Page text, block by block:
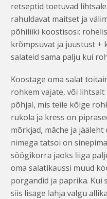
retseptid toetuvad
rahuldavat maitset ja
põhiliiki koostisosi:
krõmpsuvat ja juustust +
salateid sama palju kui
Koostage oma salat
rohkem vajate, või
põhjal, mis teile kõige
rukola ja kress on
mõrkjad, mâche ja
nimega tatsoi on
söögikorra jaoks liiga
oma salatikaussi muud
porgandid ja paprika. Kui
siis lisage lahja valgu